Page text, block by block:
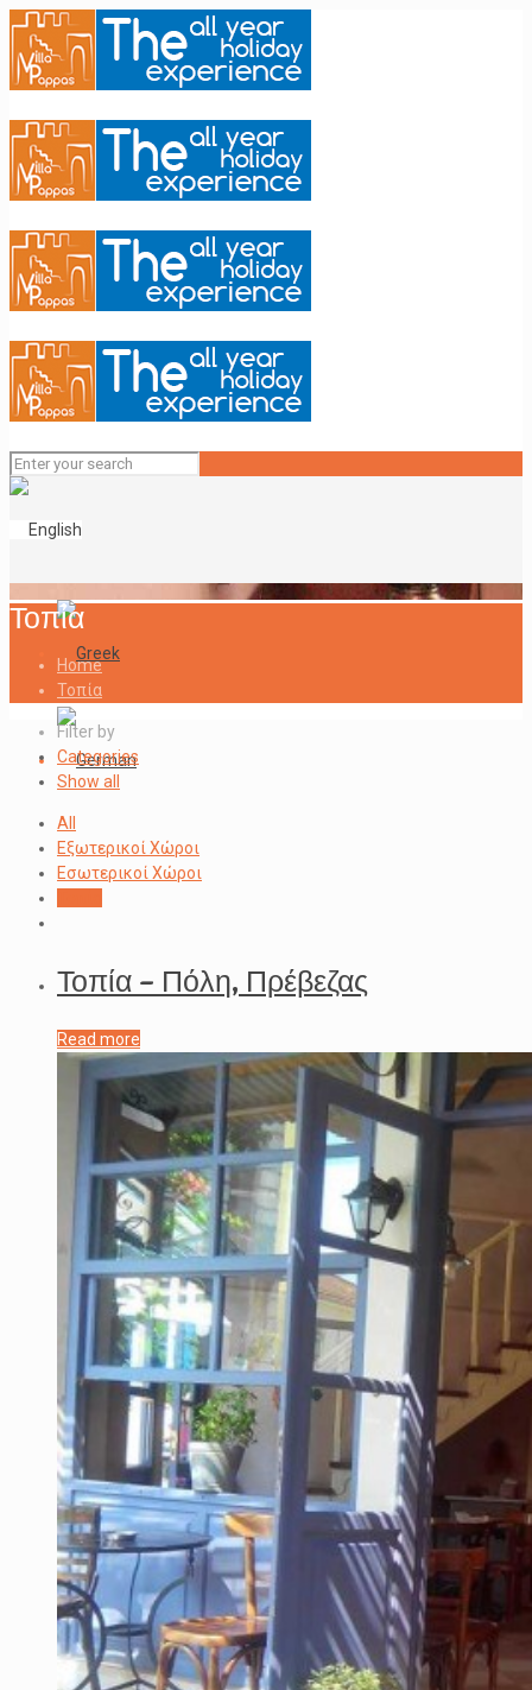
Τοπία
Home
Τοπία
Filter by
Categories
Show all
All
Εξωτερικοί Χώροι
Εσωτερικοί Χώροι
Τοπία – Πόλη, Πρέβεζας
Read more